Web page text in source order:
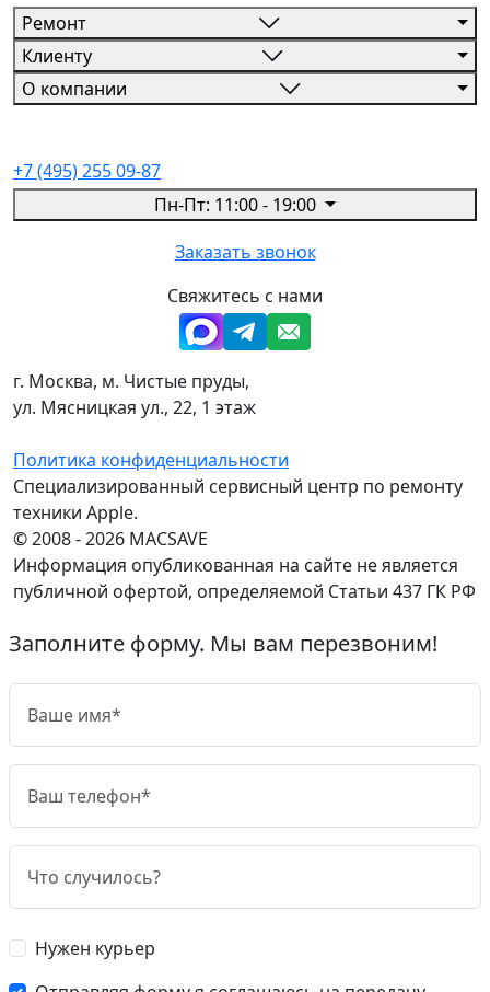
Ремонт
Клиенту
О компании
+7 (495) 255 09-87
Пн-Пт: 11:00 - 19:00
Заказать звонок
Свяжитесь с нами
г. Москва, м. Чистые пруды,
ул. Мясницкая ул., 22, 1 этаж
Политика конфиденциальности
Специализированный сервисный центр по ремонту
техники Apple.
© 2008 - 2026 MACSAVE
Информация опубликованная на сайте не является
публичной офертой, определяемой Статьи 437 ГК РФ
Заполните форму. Мы вам перезвоним!
Нужен курьер